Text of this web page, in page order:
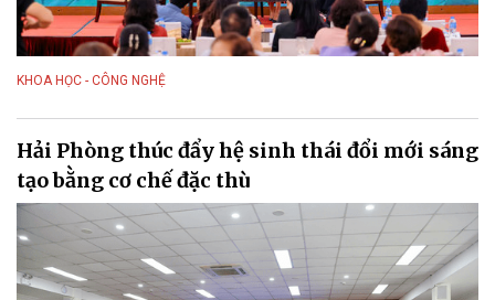
KHOA HỌC - CÔNG NGHỆ
Hải Phòng thúc đẩy hệ sinh thái đổi mới sáng
tạo bằng cơ chế đặc thù